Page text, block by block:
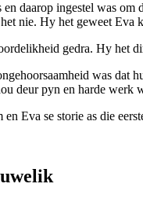
daarop ingestel was
nie. Hy het geweet Eva
gedra. Hy het
was dat
deur pyn en harde werk
Eva se storie as die